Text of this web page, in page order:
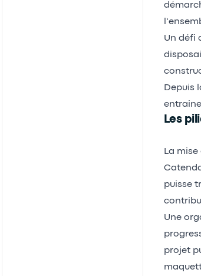
Un défi
Depuis
Les
La
puisse
Une
projet